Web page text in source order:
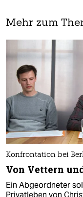
Mehr zum
Konfrontation bei
Von Vettern
Ein Abgeordneter
Privatleben von